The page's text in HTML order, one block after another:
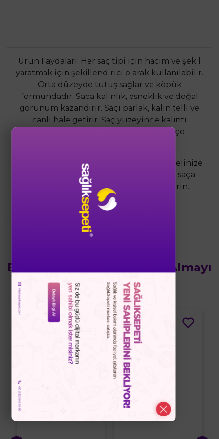
Ürün Faydaları: Her saç tipi için hacim ve şekil
yaratmak için şekillendirici olarak kullanılabilir.
Orta düzeyde tutuş sağlar ve köpük
formundadır. Saça kalınlık, esneklik ve doğal
görünüm kazandırır. Saçı parlak, kalın telli ve
canlı hale getirir. Saç yüzeyinde kalıntı
bırakmaz ve saçı ağırlaştırmaz, hafifçe
Kullanım Şekli: Şişeyi iyice çalkalayın ve elinize
yukarı doğru püskürtün. Temiz, nemli saça
uygulayın ve masaj yaparak saça yedirin.
İstediğiniz şekli verin.
Bu Ürünün Yanında Satın Almayı
Düşünebilirsiniz
%10